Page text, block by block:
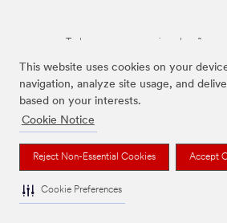
This website uses cookies on your
navigation, analyze site usage, and
based on your interests.
Cookie Notice
Reject Non-Essential Cookies Accept
Cookie Preferences
Todas as marcas mencionadas são